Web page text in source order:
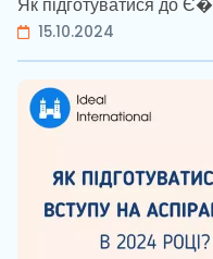
Як підготуватися до Є�
15.10.2024